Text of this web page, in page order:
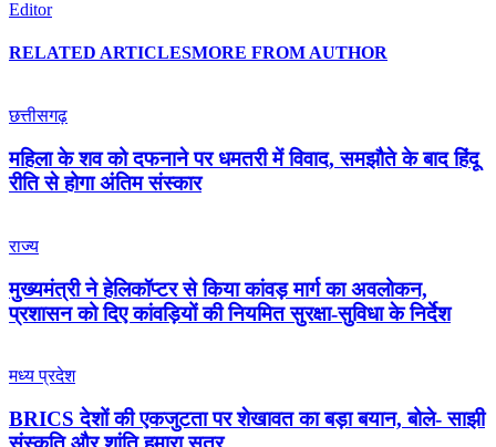
Editor
RELATED ARTICLESMORE FROM AUTHOR
छत्तीसगढ़
महिला के शव को दफनाने पर धमतरी में विवाद, समझौते के बाद हिंदू
रीति से होगा अंतिम संस्कार
राज्य
मुख्यमंत्री ने हेलिकॉप्टर से किया कांवड़ मार्ग का अवलोकन,
प्रशासन को दिए कांवड़ियों की नियमित सुरक्षा-सुविधा के निर्देश
मध्य प्रदेश
BRICS देशों की एकजुटता पर शेखावत का बड़ा बयान, बोले- साझी